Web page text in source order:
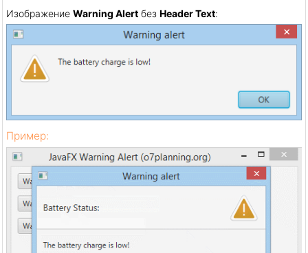
Изображение Warning Alert без Header Text:
Пример: